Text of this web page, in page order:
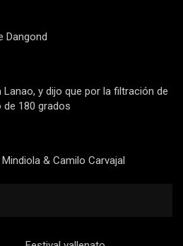
Dangond
Lanao, y dijo que por la filtración de
de 180 grados
& Camilo Carvajal